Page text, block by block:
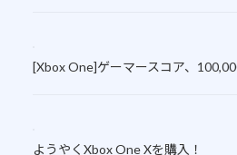
[Xbox One]ゲーマースコア、
ようやくXbox One Xを購入！